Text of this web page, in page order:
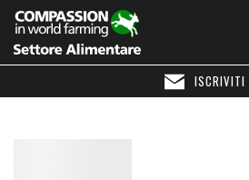
ISCRIVITI